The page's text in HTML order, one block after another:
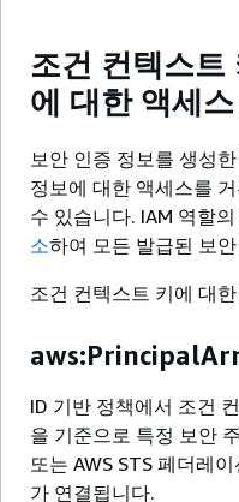
조건 컨텍스트
에 대한 액세
보안 인증 정보를 생성
정보에 대한 액세스를
수 있습니다. IAM 역할
소하여 모든 발급된 보
조건 컨텍스트 키에 대
ID 기반 정책에서 조건
을 기준으로 특정 보안
또는 AWS STS 페더레
가 연결됩니다.